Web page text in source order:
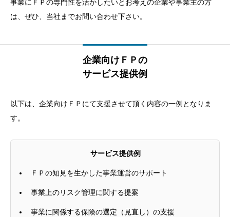
事業にＦＰの専門性を活かしたいとお考えの企業や事業主の方
は、ぜひ、当社までお問い合わせ下さい。
企業向けＦＰの
サービス提供例
以下は、企業向けＦＰにて支援させて頂く内容の一例となりま
す。
サービス提供例
ＦＰの知見を生かした事業運営のサポート
事業上のリスク管理に関する提案
事業に関係する保険の選定（見直し）の支援